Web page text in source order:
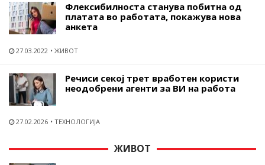
Флексибилноста станува побитна од
платата во работата, покажува нова
анкета
27.03.2022 ЖИВОТ
Речиси секој трет вработен користи
неодобрени агенти за ВИ на работа
27.02.2026 ТЕХНОЛОГИЈА
ЖИВОТ